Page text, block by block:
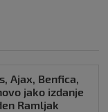
Ajax, Benfica,
jako izdanje
Ramljak